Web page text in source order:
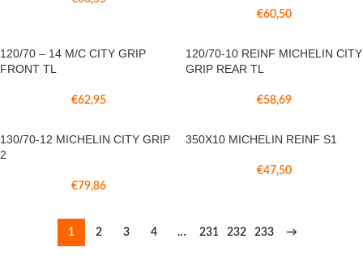
€60,50
120/70 – 14 M/C CITY GRIP
FRONT TL
€62,95
120/70-10 REINF MICHELIN CITY
GRIP REAR TL
€58,69
130/70-12 MICHELIN CITY GRIP
2
€79,86
350X10 MICHELIN REINF S1
€47,50
1 2 3 4 … 231 232 233 →